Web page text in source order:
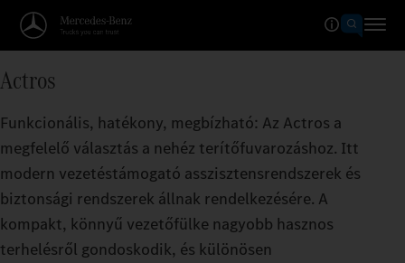
Actros
Funkcionális, hatékony, megbízható: Az Actros a
megfelelő választás a nehéz terítőfuvarozáshoz. Itt
modern vezetéstámogató asszisztensrendszerek és
biztonsági rendszerek állnak rendelkezésére. A
kompakt, könnyű vezetőfülke nagyobb hasznos
terhelésről gondoskodik, és különösen